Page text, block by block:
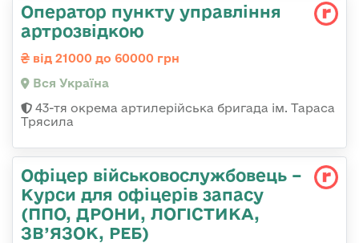
Оператор пункту управління
артрозвідкою
від 21000 до 60000 грн
Вся Україна
43-тя окрема артилерійська бригада ім. Тараса
Трясила
Офіцер військовослужбовець –
Курси для офіцерів запасу
(ППО, ДРОНИ, ЛОГІСТИКА,
ЗВ’ЯЗОК, РЕБ)